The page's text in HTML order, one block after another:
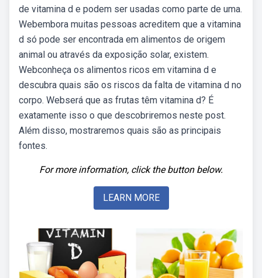
de vitamina d e podem ser usadas como parte de uma.
Webembora muitas pessoas acreditem que a vitamina
d só pode ser encontrada em alimentos de origem
animal ou através da exposição solar, existem.
Webconheça os alimentos ricos em vitamina d e
descubra quais são os riscos da falta de vitamina d no
corpo. Webserá que as frutas têm vitamina d? É
exatamente isso o que descobriremos neste post.
Além disso, mostraremos quais são as principais
fontes.
For more information, click the button below.
LEARN MORE